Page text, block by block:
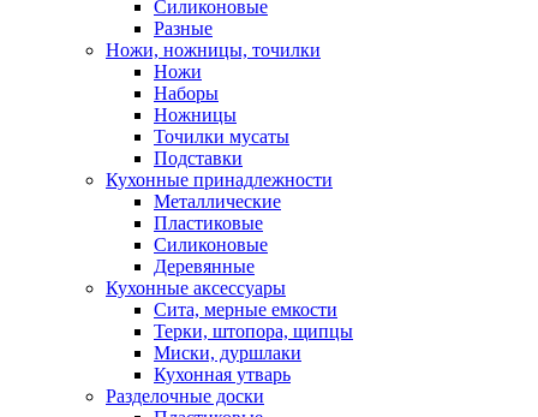
Силиконовые
Разные
Ножи, ножницы, точилки
Ножи
Наборы
Ножницы
Точилки мусаты
Подставки
Кухонные принадлежности
Металлические
Пластиковые
Силиконовые
Деревянные
Кухонные аксессуары
Сита, мерные емкости
Терки, штопора, щипцы
Миски, дуршлаки
Кухонная утварь
Разделочные доски